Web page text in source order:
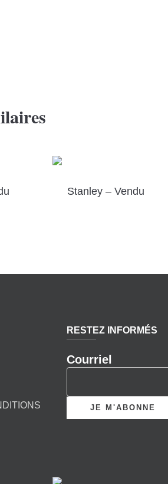
Stanley – Vendu
RESTEZ INFORMÉS
Courriel